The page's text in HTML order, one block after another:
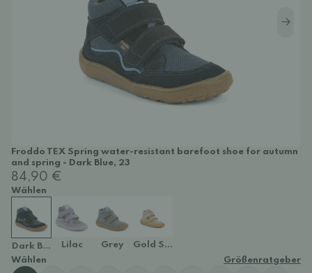
Froddo TEX Spring water-resistant barefoot shoe for autumn
and spring - Dark Blue, 23
84,90 €
Wählen
Dark Blue Lilac Grey
Gold Shine
Wählen
Größenratgeber